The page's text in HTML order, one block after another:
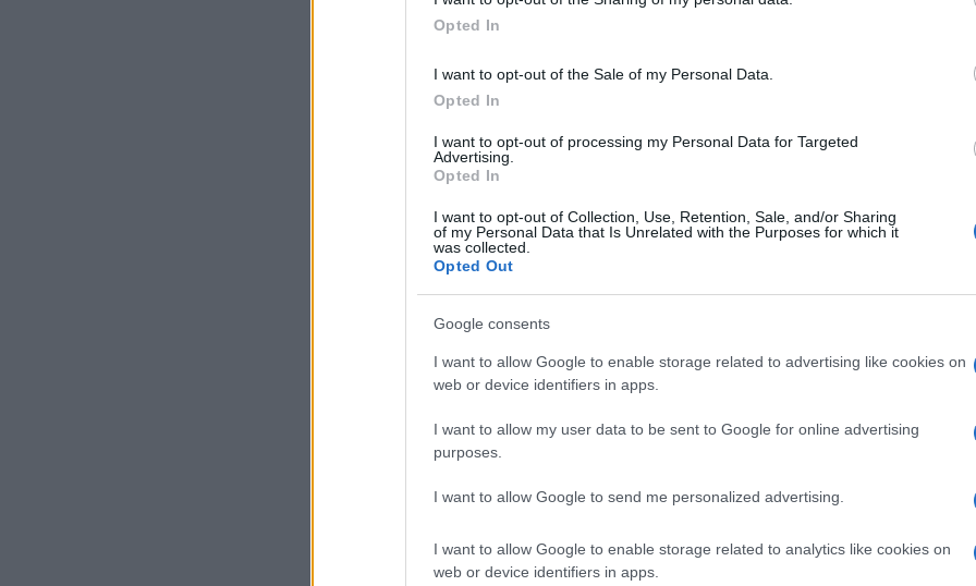
Opted In
I want to opt-out of the Sale of my Personal Data.
Opted In
I want to opt-out of processing my Personal Data for Targeted
Advertising.
Opted In
I want to opt-out of Collection, Use, Retention, Sale, and/or Sharing
of my Personal Data that Is Unrelated with the Purposes for which it
was collected.
Opted Out
Google consents
I want to allow Google to enable storage related to advertising like cookies on
web or device identifiers in apps.
I want to allow my user data to be sent to Google for online advertising
purposes.
I want to allow Google to send me personalized advertising.
I want to allow Google to enable storage related to analytics like cookies on
web or device identifiers in apps.
Β΄
και